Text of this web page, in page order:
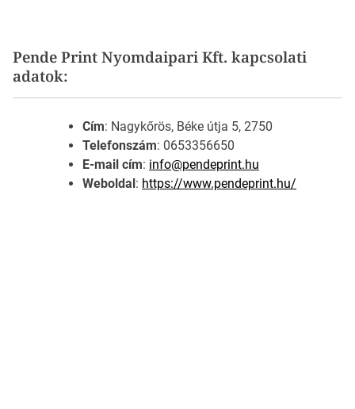
Pende Print Nyomdaipari Kft. kapcsolati
adatok:
Cím: Nagykőrös, Béke útja 5, 2750
Telefonszám: 0653356650
E-mail cím: info@pendeprint.hu
Weboldal : https://www.pendeprint.hu/